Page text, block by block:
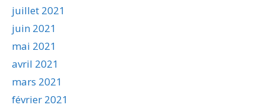
juillet 2021
juin 2021
mai 2021
avril 2021
mars 2021
février 2021